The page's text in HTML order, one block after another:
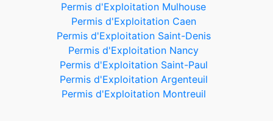
Permis d'Exploitation Mulhouse
Permis d'Exploitation Caen
Permis d'Exploitation Saint-Denis
Permis d'Exploitation Nancy
Permis d'Exploitation Saint-Paul
Permis d'Exploitation Argenteuil
Permis d'Exploitation Montreuil